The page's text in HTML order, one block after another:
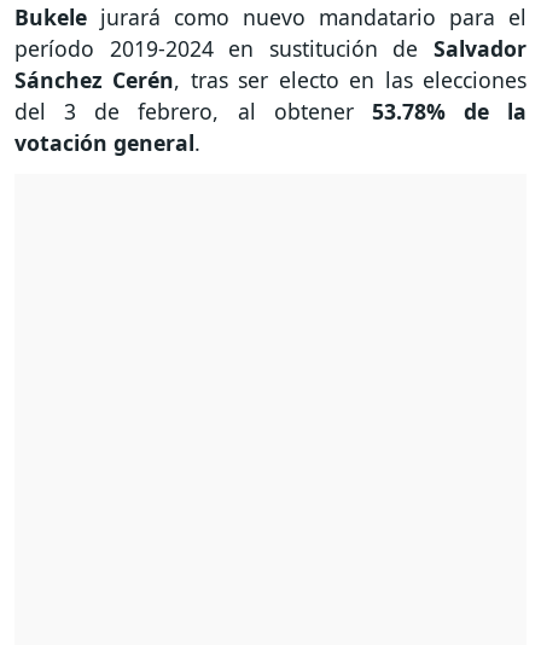
Bukele jurará como nuevo mandatario para el
período 2019-2024 en sustitución de Salvador
Sánchez Cerén, tras ser electo en las elecciones
del 3 de febrero, al obtener 53.78% de la
votación general.